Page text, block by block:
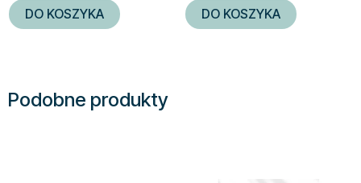
DO KOSZYKA DO KOSZYKA
Podobne produkty